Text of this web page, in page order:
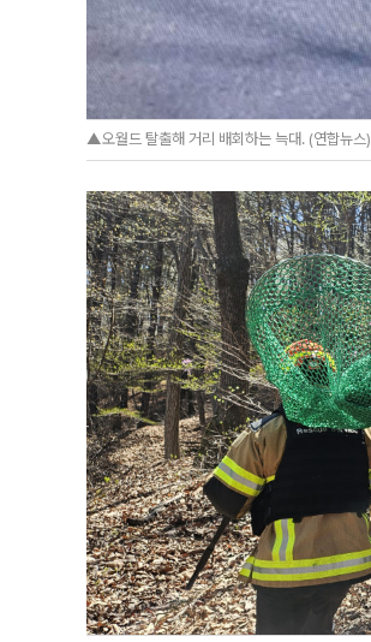
▲오월드 탈출해 거리 배회하는 늑대. (연합뉴스)